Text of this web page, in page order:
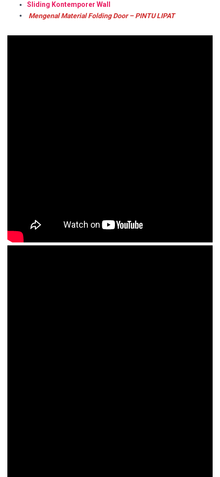
Sliding Kontemporer Wall
Mengenal Material Folding Door – PINTU LIPAT